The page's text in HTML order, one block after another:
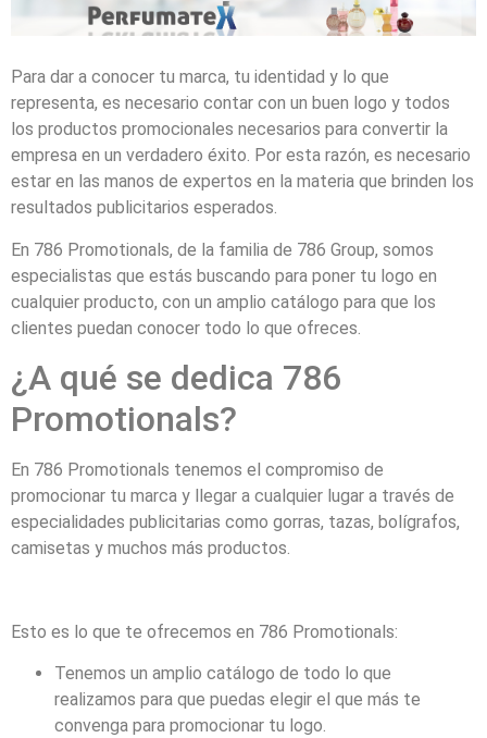
Para dar a conocer tu marca, tu identidad y lo que
representa, es necesario contar con un buen logo y todos
los productos promocionales necesarios para convertir la
empresa en un verdadero éxito. Por esta razón, es necesario
estar en las manos de expertos en la materia que brinden los
resultados publicitarios esperados.
En 786 Promotionals, de la familia de 786 Group, somos
especialistas que estás buscando para poner tu logo en
cualquier producto, con un amplio catálogo para que los
clientes puedan conocer todo lo que ofreces.
¿A qué se dedica 786
Promotionals?
En 786 Promotionals tenemos el compromiso de
promocionar tu marca y llegar a cualquier lugar a través de
especialidades publicitarias como gorras, tazas, bolígrafos,
camisetas y muchos más productos.
Esto es lo que te ofrecemos en 786 Promotionals:
Tenemos un amplio catálogo de todo lo que
realizamos para que puedas elegir el que más te
convenga para promocionar tu logo.